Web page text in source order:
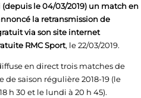
le 04/03/2019) un match en
la retransmission de
via son site internet
RMC Sport, le 22/03/2019.
en direct trois matches de
saison régulière 2018-19 (le
h 30 et le lundi à 20 h 45).